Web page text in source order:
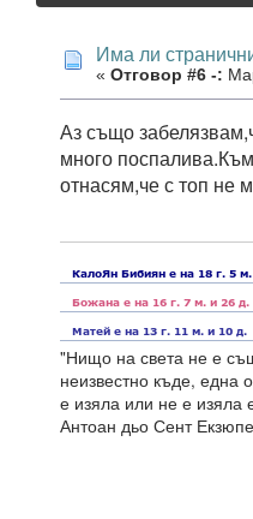
Има ли
« Отговор #6 -:
Аз също
много
отнасям,че с топ не
"Нищо на света не е
неизвестно къде, една
е изяла или не е изяла
Антоан дьо Сент